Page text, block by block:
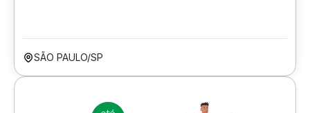
SÃO PAULO/SP